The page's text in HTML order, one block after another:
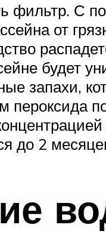
фильтр. С
от
будет
запахи,
пероксида
до 2